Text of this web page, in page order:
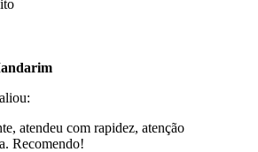
atendeu com rapidez, atenção
Recomendo!